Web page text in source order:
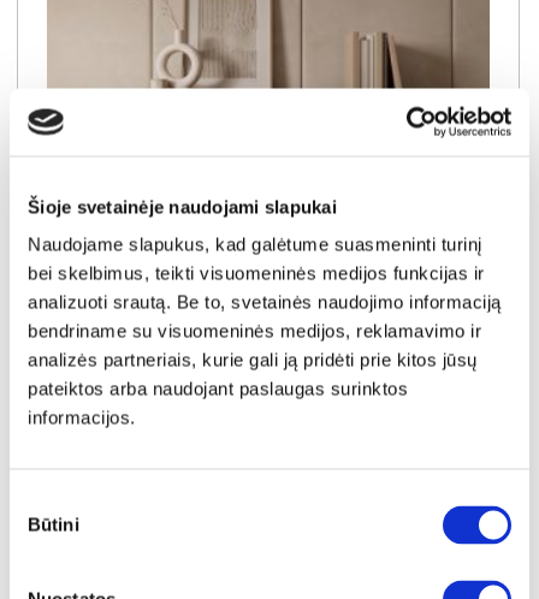
Šioje svetainėje naudojami slapukai
Naudojame slapukus, kad galėtume suasmeninti turinį
bei skelbimus, teikti visuomeninės medijos funkcijas ir
analizuoti srautą. Be to, svetainės naudojimo informaciją
bendriname su visuomeninės medijos, reklamavimo ir
analizės partneriais, kurie gali ją pridėti prie kitos jūsų
pateiktos arba naudojant paslaugas surinktos
informacijos.
pasirinkimas
Būtini
YRA SANDĖLYJE
SEMI C komoda-indauja 3D3S
Išmatavimai:A:84cmP:154cmG: 40cm